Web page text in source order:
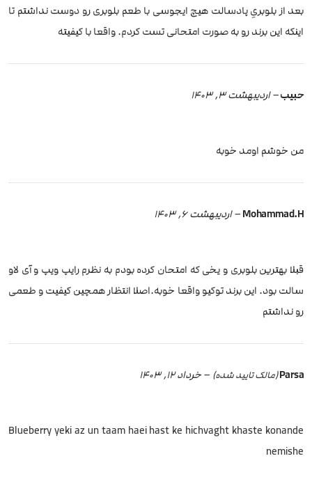
بعد از بلوبریِ پادسالت هیچ ایجوسی با طعم بلوبری رو دوست نداشتم تا
اینکه این برند رو به صورت امتحانی تست کردم. واقعا با کیفیته
حبیب– اردیبهشت 3, 1403
من خوشم اومد خوبه
Mohammad.H
–اردیبهشت 6, 1403
قبلا بهترین بلوبری و یخی که امتحان کرده بودم به نظرم رایپ ویپ و آی لاو
سالت بود. این برند توکیو واقعا خوبه.اصلا انتظار همچین کیفیت و طعمی
رو نداشتم
Parsa(مالک تایید شده) –خرداد 12, 1403
Blueberry yeki az un taam haei hast ke hichvaght khaste konande
nemishe